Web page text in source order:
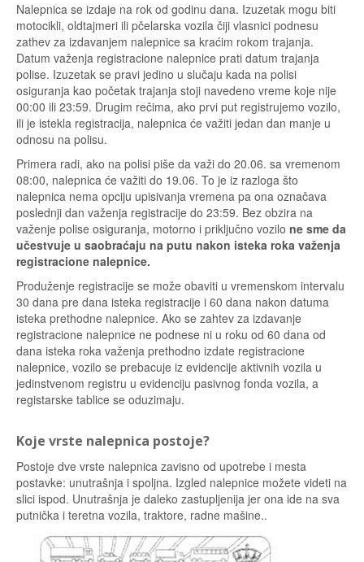
Nalepnica se izdaje na rok od godinu dana. Izuzetak mogu biti
motocikli, oldtajmeri ili pčelarska vozila čiji vlasnici podnesu
zathev za izdavanjem nalepnice sa kraćim rokom trajanja.
Datum važenja registracione nalepnice prati datum trajanja
polise. Izuzetak se pravi jedino u slučaju kada na polisi
osiguranja kao početak trajanja stoji navedeno vreme koje nije
00:00 ili 23:59. Drugim rečima, ako prvi put registrujemo vozilo,
ili je istekla registracija, nalepnica će važiti jedan dan manje u
odnosu na polisu.
Primera radi, ako na polisi piše da važi do 20.06. sa vremenom
08:00, nalepnica će važiti do 19.06. To je iz razloga što
nalepnica nema opciju upisivanja vremena pa ona označava
poslednji dan važenja registracije do 23:59. Bez obzira na
važenje polise osiguranja, motorno i priključno vozilo ne sme da
učestvuje u saobraćaju na putu nakon isteka roka važenja
registracione nalepnice.
Produženje registracije se može obaviti u vremenskom intervalu
30 dana pre dana isteka registracije i 60 dana nakon datuma
isteka prethodne nalepnice. Ako se zahtev za izdavanje
registracione nalepnice ne podnese ni u roku od 60 dana od
dana isteka roka važenja prethodno izdate registracione
nalepnice, vozilo se prebacuje iz evidencije aktivnih vozila u
jedinstvenom registru u evidenciju pasivnog fonda vozila, a
registarske tablice se oduzimaju.
Koje vrste nalepnica postoje?
Postoje dve vrste nalepnica zavisno od upotrebe i mesta
postavke: unutrašnja i spoljna. Izgled nalepnice možete videti na
slici ispod. Unutrašnja je daleko zastupljenija jer ona ide na sva
putnička i teretna vozila, traktore, radne mašine..